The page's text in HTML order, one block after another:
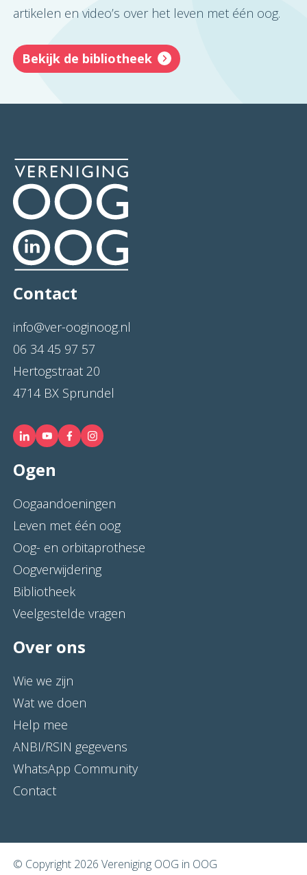
artikelen en video’s over het leven met één oog.
Bekijk de bibliotheek
Contact
info@ver-ooginoog.nl
06 34 45 97 57
Hertogstraat 20
4714 BX Sprundel
Ogen
Oogaandoeningen
Leven met één oog
Oog- en orbitaprothese
Oogverwijdering
Bibliotheek
Veelgestelde vragen
Over ons
Wie we zijn
Wat we doen
Help mee
ANBI/RSIN gegevens
WhatsApp Community
Contact
© Copyright 2026 Vereniging OOG in OOG